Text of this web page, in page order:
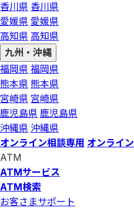
香川県 香川県
愛媛県 愛媛県
高知県 高知県
九州・沖縄
福岡県 福岡県
熊本県 熊本県
宮崎県 宮崎県
鹿児島県 鹿児島県
沖縄県 沖縄県
オンライン相談専用 オンライ
ATM
ATMサービス
ATM検索
お客さまサポート